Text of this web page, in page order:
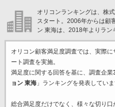
オリコンランキングは、株
スタート。2006年からは顧
ン 東海は、2018年よりラン
オリコン顧客満足度調査では、実際
ート調査を実施。
満足度に関する回答を基に、調査企業
ョン 東海」ランキングを発表していま
総合満足度だけでなく、様々な切り口